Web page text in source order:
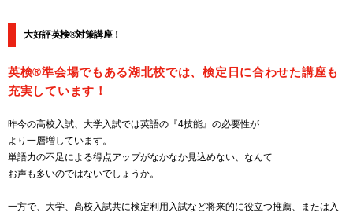
大好評英検®対策講座！
英検®準会場でもある湖北校では、検定日に合わせた講座も
充実しています！
昨今の高校入試、大学入試では英語の『4技能』の必要性が
より一層増しています。
単語力の不足による得点アップがなかなか見込めない、なんて
お声も多いのではないでしょうか。
一方で、大学、高校入試共に検定利用入試など将来的に役立つ推薦、または入